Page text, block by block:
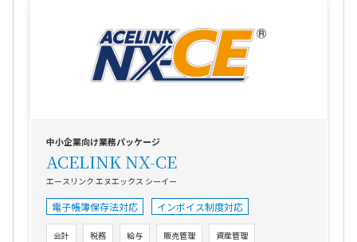
中小企業向け業務パッケージ
ACELINK NX-CE
エースリンク エヌエックス シーイー
電子帳簿保存法対応 インボイス制度対応
会計 税務 給与 販売管理 資産管理